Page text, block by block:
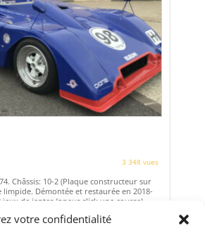
votre confidentialité
3 348 vues
Châssis: 10-2 (Plaque constructeur sur
limpide. Démontée et restaurée en 2018-
jeux de jantes (pneus slick une course)